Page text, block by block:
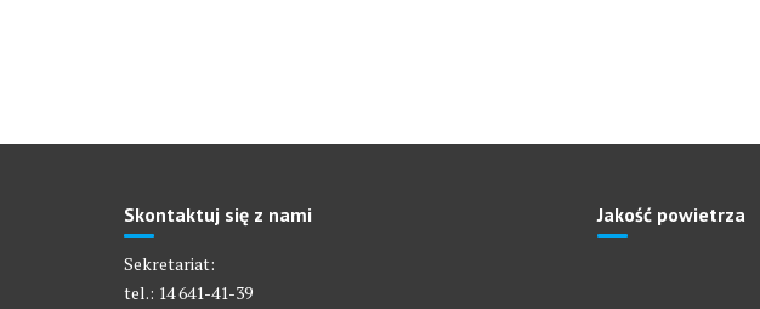
Skontaktuj się z nami
Sekretariat:
tel.: 14 641-41-39
Jakość powietrza